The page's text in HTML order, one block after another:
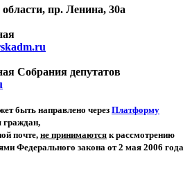
пр. Ленина, 30а
Собрания депутатов
быть направлено через Платформу
граждан,
почте, не принимаются к рассмотрению
Федерального закона от 2 мая 2006 года